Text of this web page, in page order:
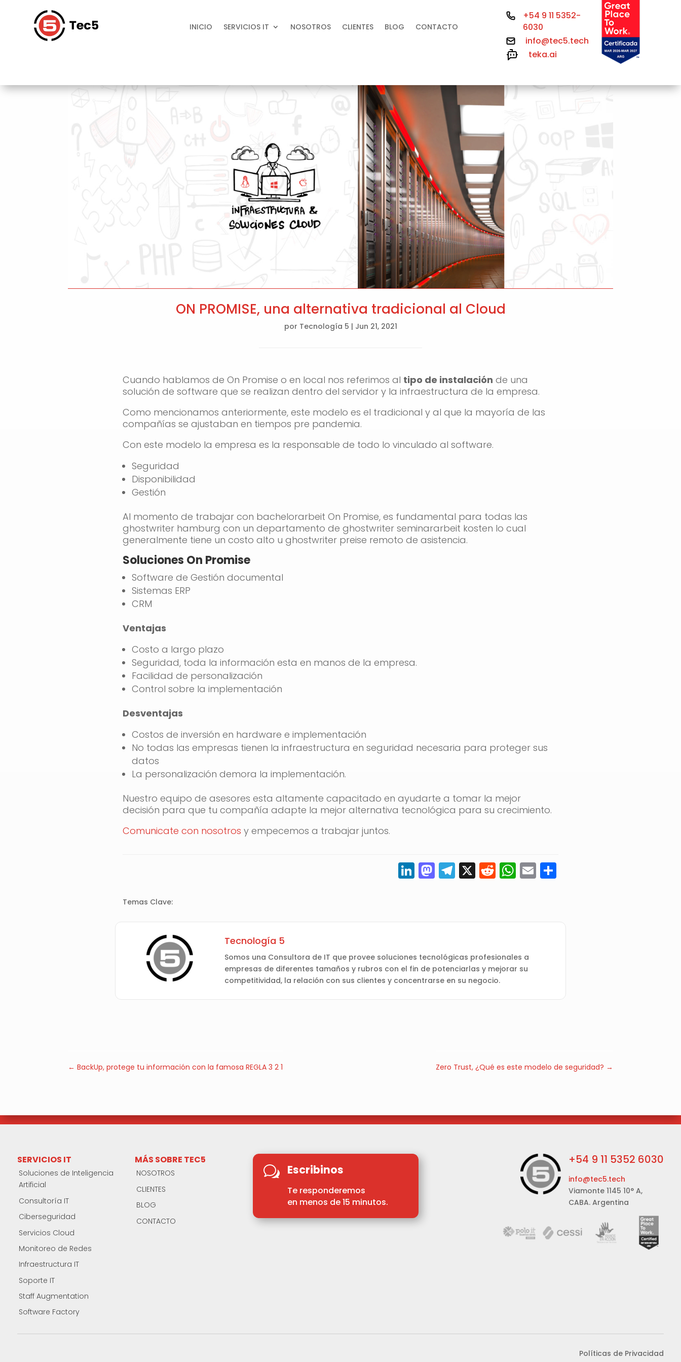
INICIO SERVICIOS IT NOSOTROS CLIENTES BLOG CONTACTO
+54 9 11 5352-
6030
info@tec5.tech
teka.ai
ON PROMISE, una alternativa tradicional al Cloud
por Tecnología 5 | Jun 21, 2021
Cuando hablamos de On Promise o en local nos referimos al tipo de instalación de una
solución de software que se realizan dentro del servidor y la infraestructura de la empresa.
Como mencionamos anteriormente, este modelo es el tradicional y al que la mayoría de las
compañías se ajustaban en tiempos pre pandemia.
Con este modelo la empresa es la responsable de todo lo vinculado al software.
Seguridad
Disponibilidad
Gestión
Al momento de trabajar con bachelorarbeit On Promise, es fundamental para todas las
ghostwriter hamburg con un departamento de ghostwriter seminararbeit kosten lo cual
generalmente tiene un costo alto u ghostwriter preise remoto de asistencia.
Soluciones On Promise
Software de Gestión documental
Sistemas ERP
CRM
Ventajas
Costo a largo plazo
Seguridad, toda la información esta en manos de la empresa.
Facilidad de personalización
Control sobre la implementación
Desventajas
Costos de inversión en hardware e implementación
No todas las empresas tienen la infraestructura en seguridad necesaria para proteger sus
datos
La personalización demora la implementación.
Nuestro equipo de asesores esta altamente capacitado en ayudarte a tomar la mejor
decisión para que tu compañía adapte la mejor alternativa tecnológica para su crecimiento.
Comunicate con nosotros y empecemos a trabajar juntos.
LinkedIn
Mastodon
Telegram
X Reddit
WhatsApp
Email
Temas Clave:
Tecnología 5
Somos una Consultora de IT que provee soluciones tecnológicas profesionales a
empresas de diferentes tamaños y rubros con el fin de potenciarlas y mejorar su
competitividad, la relación con sus clientes y concentrarse en su negocio.
←BackUp, protege tu información con la famosa REGLA 3 2 1 Zero Trust, ¿Qué es este modelo de seguridad? →
SERVICIOS IT
Soluciones de Inteligencia
Artificial
Consultoría IT
Ciberseguridad
Servicios Cloud
Monitoreo de Redes
Infraestructura IT
Soporte IT
Staff Augmentation
Software Factory
MÁS SOBRE TEC5
NOSOTROS
CLIENTES
BLOG
CONTACTO
w Escribinos
Te responderemos
en menos de 15 minutos.
+54 9 11 5352 6030
info@tec5.tech
Viamonte 1145 10° A,
CABA. Argentina
Políticas de Privacidad